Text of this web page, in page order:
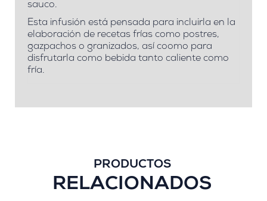
sauco.
Esta infusión está pensada para incluirla en la
elaboración de recetas frías como postres,
gazpachos o granizados, así coomo para
disfrutarla como bebida tanto caliente como
fría.
PRODUCTOS
RELACIONADOS